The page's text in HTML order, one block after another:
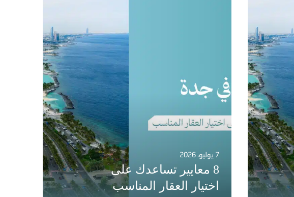
7 يوليو، 2026
8 معايير تساعدك على
اختيار العقار المناسب